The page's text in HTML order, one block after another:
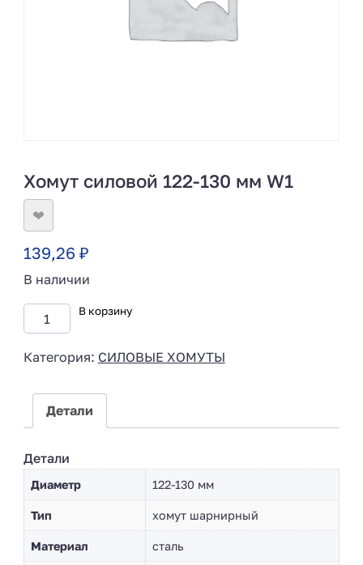
Хомут силовой 122-130 мм W1
❤
139,26 ₽
В наличии
В корзину
Категория: СИЛОВЫЕ ХОМУТЫ
Детали
Детали
Диаметр 122-130 мм
Тип хомут шарнирный
Материал сталь